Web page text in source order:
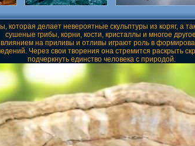
делает невероятные скульптуры из коряг, а
сушеные грибы, корни, кости, кристаллы и многое
на приливы и отливы играют роль в
Через свои творения она стремится раскрыть
подчеркнуть единство человека с природой.